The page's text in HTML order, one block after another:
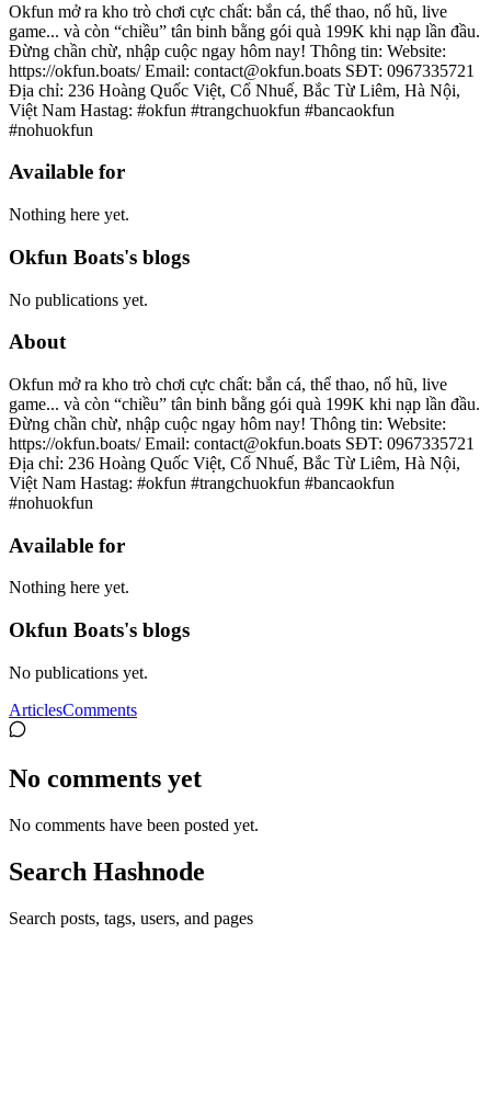
Okfun mở ra kho trò chơi cực chất: bắn cá, thể thao, nổ hũ, live
game... và còn “chiều” tân binh bằng gói quà 199K khi nạp lần đầu.
Đừng chần chừ, nhập cuộc ngay hôm nay! Thông tin: Website:
https://okfun.boats/ Email: contact@okfun.boats SĐT: 0967335721
Địa chỉ: 236 Hoàng Quốc Việt, Cổ Nhuế, Bắc Từ Liêm, Hà Nội,
Việt Nam Hastag: #okfun #trangchuokfun #bancaokfun
#nohuokfun
Available for
Nothing here yet.
Okfun Boats's blogs
No publications yet.
About
Okfun mở ra kho trò chơi cực chất: bắn cá, thể thao, nổ hũ, live
game... và còn “chiều” tân binh bằng gói quà 199K khi nạp lần đầu.
Đừng chần chừ, nhập cuộc ngay hôm nay! Thông tin: Website:
https://okfun.boats/ Email: contact@okfun.boats SĐT: 0967335721
Địa chỉ: 236 Hoàng Quốc Việt, Cổ Nhuế, Bắc Từ Liêm, Hà Nội,
Việt Nam Hastag: #okfun #trangchuokfun #bancaokfun
#nohuokfun
Available for
Nothing here yet.
Okfun Boats's blogs
No publications yet.
ArticlesComments
No comments yet
No comments have been posted yet.
Search Hashnode
Search posts, tags, users, and pages